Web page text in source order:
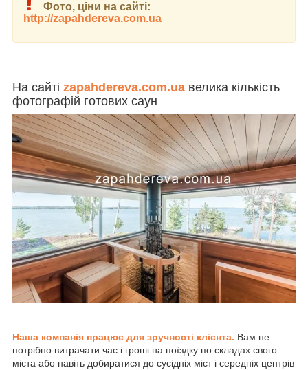
Фото, ціни на сайті:
http://zapahdereva.com.ua
На сайті zapahdereva.com.ua велика кількість
фотографій готових саун
Наша компанія працює для зручності клієнта. Вам не
потрібно витрачати час і гроші на поїздку по складах свого
міста або навіть добиратися до сусідніх міст і середніх центрів